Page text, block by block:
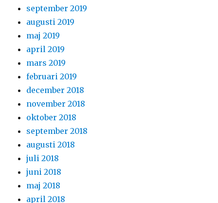
september 2019
augusti 2019
maj 2019
april 2019
mars 2019
februari 2019
december 2018
november 2018
oktober 2018
september 2018
augusti 2018
juli 2018
juni 2018
maj 2018
april 2018